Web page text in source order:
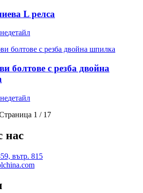
L релса
детайл
болтове с резба двойна
детайл
1 / 17
нас
вътр. 815